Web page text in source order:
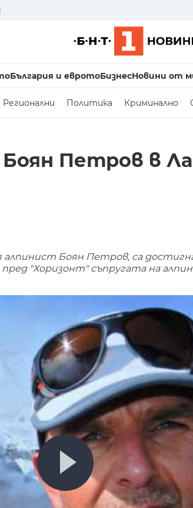
България и евротоБизнесНовини от
Регионални Политика Криминално
Петров в
Боян Петров, са
"Хоризонт" съпругата на